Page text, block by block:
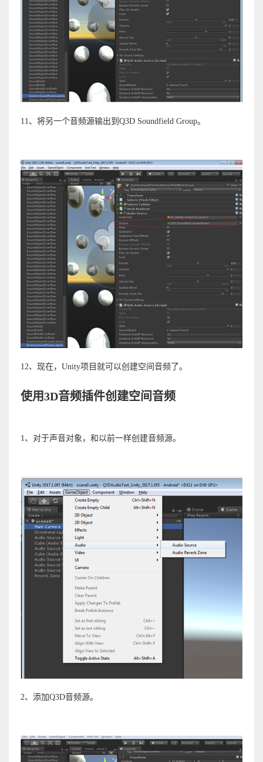
11、将另一个音频源输出到Q3D Soundfield Group。
12、现在，Unity项目就可以创建空间音频了。
使用3D音频插件创建空间音频
1、对于声音对象，和以前一样创建音频源。
2、添加Q3D音频源。